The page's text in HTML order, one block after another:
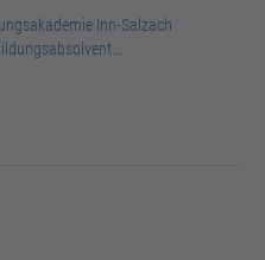
Inn-Salzach
stärkt digitale
in der Ausbildung.
2026
Ausbildungsjahrgang
dem Chemiep...
sein!
Azubis im Chemiepark
Menschen ihre berufliche